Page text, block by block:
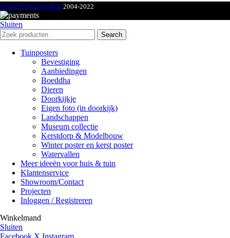
SCHUTTINGPOSTER 2004-2022
Sluiten
Search
Tuinposters
Bevestiging
Aanbiedingen
Boeddha
Dieren
Doorkijkje
Eigen foto (in doorkijk)
Landschappen
Museum collectie
Kerstdorp & Modelbouw
Winter poster en kerst poster
Watervallen
Meer ideeën voor huis & tuin
Klantenservice
Showroom/Contact
Projecten
Inloggen / Registreren
Winkelmand
Sluiten
Facebook X Instagram